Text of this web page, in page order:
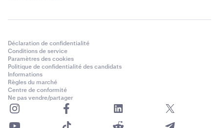
Déclaration de confidentialité
Conditions de service
Paramètres des cookies
Politique de confidentialité des candidats
Informations
Règles du marché
Centre de conformité
Ne pas vendre/partager